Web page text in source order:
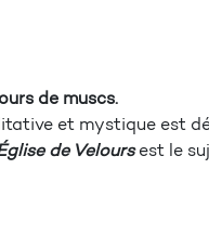
de muscs.
et mystique est
de Veloursest le